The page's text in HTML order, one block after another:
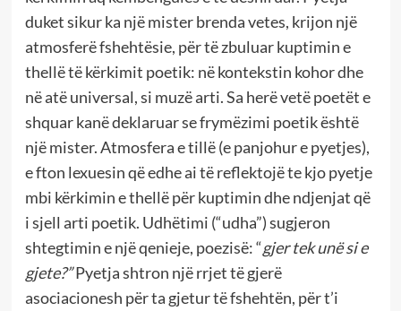
duket sikur ka një mister brenda vetes, krijon një
atmosferë fshehtësie, për të zbuluar kuptimin e
thellë të kërkimit poetik: në kontekstin kohor dhe
në atë universal, si muzë arti. Sa herë vetë poetët e
shquar kanë deklaruar se frymëzimi poetik është
një mister. Atmosfera e tillë (e panjohur e pyetjes),
e fton lexuesin që edhe ai të reflektojë te kjo pyetje
mbi kërkimin e thellë për kuptimin dhe ndjenjat që
i sjell arti poetik. Udhëtimi (“udha”) sugjeron
shtegtimin e një qenieje, poezisë: “gjer tek unë si e
gjete?”Pyetja shtron një rrjet të gjerë
asociacionesh për ta gjetur të fshehtën, për t’i